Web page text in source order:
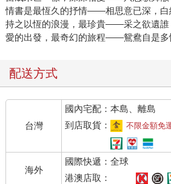
情書是最恆久的抒情——相思意已深，白
持之以恆的浪漫，最珍貴——采之欲遺誰
愛的出發，最奇幻的旅程——鴛鴦自是多
配送方式
台灣
國內宅配：本島、離島
到店取貨：
不限金額免
海外
國際快遞：全球
港澳店取：